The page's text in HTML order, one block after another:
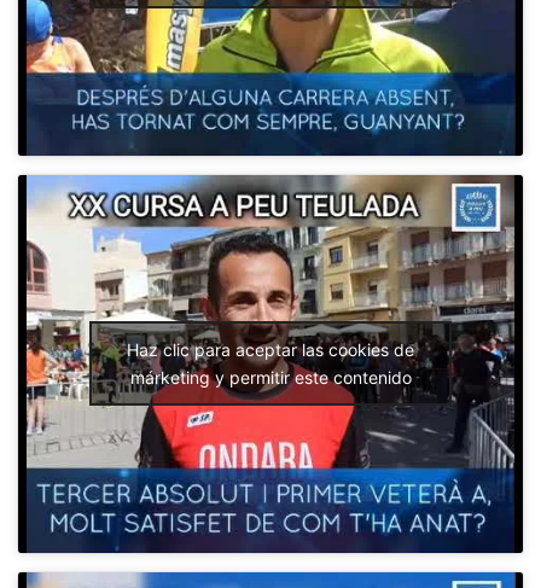
Haz clic para aceptar las cookies de
márketing y permitir este contenido